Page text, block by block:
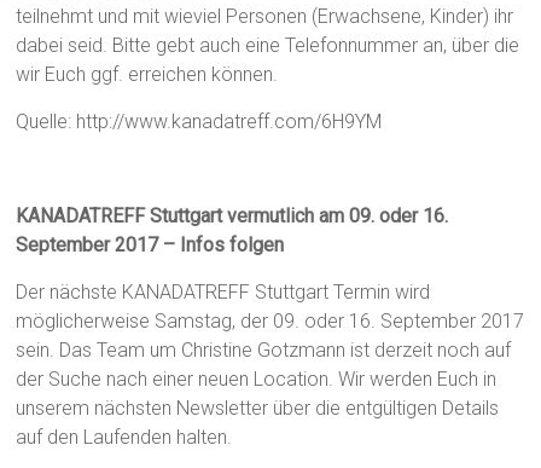
teilnehmt und mit wieviel Personen (Erwachsene, Kinder) ihr
dabei seid. Bitte gebt auch eine Telefonnummer an, über die
wir Euch ggf. erreichen können.
Quelle: http://www.kanadatreff.com/6H9YM
KANADATREFF Stuttgart vermutlich am 09. oder 16.
September 2017 – Infos folgen
Der nächste KANADATREFF Stuttgart Termin wird
möglicherweise Samstag, der 09. oder 16. September 2017
sein. Das Team um Christine Gotzmann ist derzeit noch auf
der Suche nach einer neuen Location. Wir werden Euch in
unserem nächsten Newsletter über die entgültigen Details
auf den Laufenden halten.